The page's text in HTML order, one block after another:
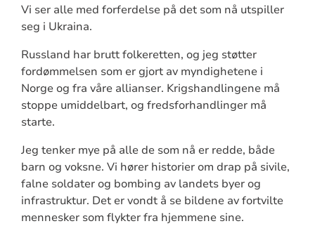
Vi ser alle med forferdelse på det som nå utspiller
seg i Ukraina.
Russland har brutt folkeretten, og jeg støtter
fordømmelsen som er gjort av myndighetene i
Norge og fra våre allianser. Krigshandlingene må
stoppe umiddelbart, og fredsforhandlinger må
starte.
Jeg tenker mye på alle de som nå er redde, både
barn og voksne. Vi hører historier om drap på sivile,
falne soldater og bombing av landets byer og
infrastruktur. Det er vondt å se bildene av fortvilte
mennesker som flykter fra hjemmene sine.